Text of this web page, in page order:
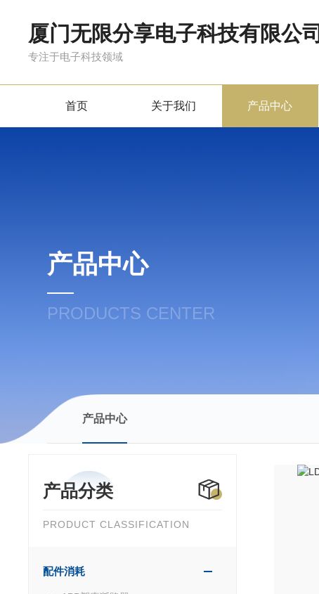
厦门无限分享电子科技有限公司
专注于电子科技领域
首页 关于我们 产品中心
产品中心
PRODUCTS CENTER
产品中心
产品分类
PRODUCT CLASSIFICATION
配件消耗